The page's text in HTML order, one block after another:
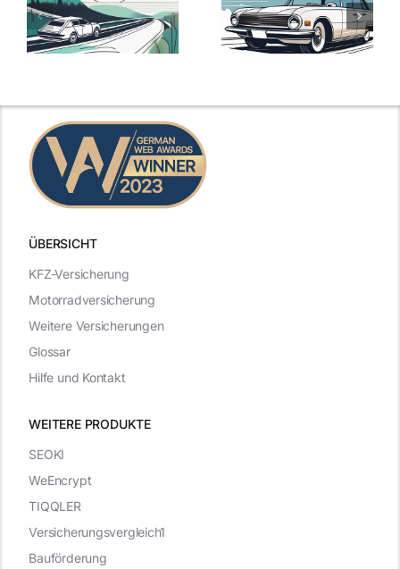
Günstige Kfz-
Versicherungstarife
mit Top-
Die besten
Angebote im
ÜBERSICHT
WEITERE PRODUKTE
KFZ-Versicherung
Motorradversicherung
Weitere Versicherungen
Glossar
Hilfe und Kontakt
SEOKI
WeEncrypt
TIQQLER
Versicherungsvergleich1
Bauförderung